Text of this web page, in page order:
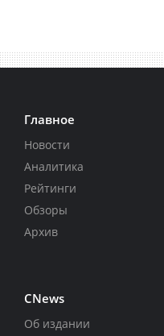
Главное
Новости
Аналитика
Рейтинги
Обзоры
Архив
CNews
Об издании